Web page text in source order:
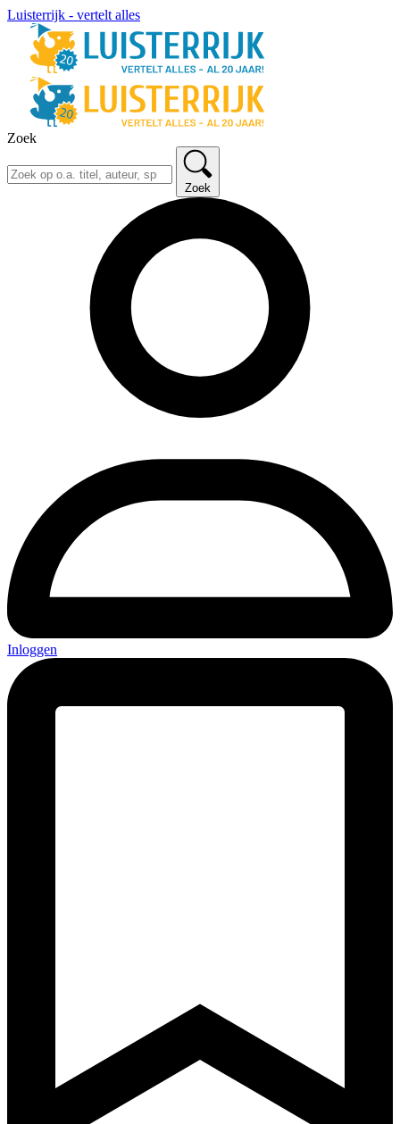
Luisterrijk - vertelt alles
Zoek
Zoek
Inloggen